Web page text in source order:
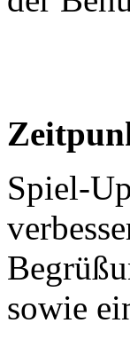
Spiel-
sowie